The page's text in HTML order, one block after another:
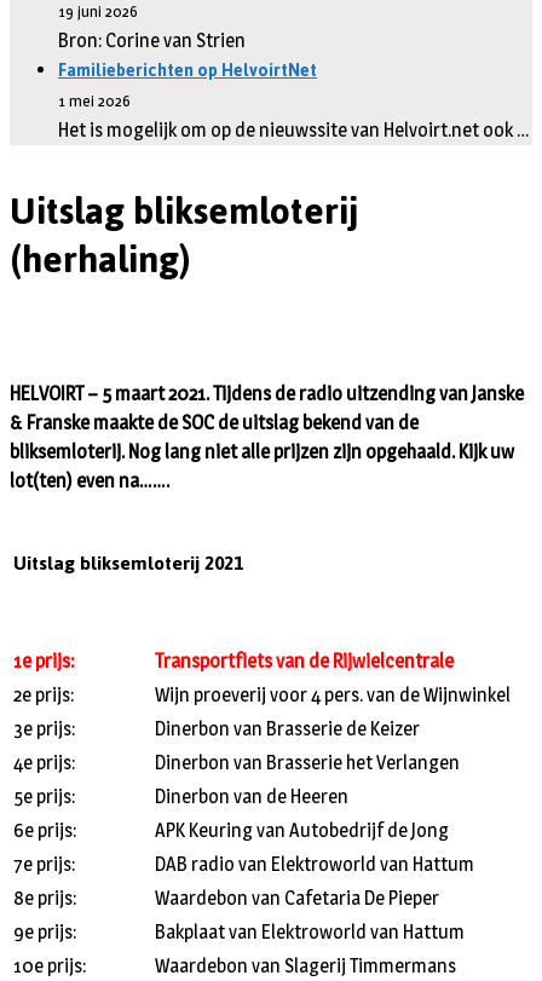
19 juni 2026
Bron: Corine van Strien
Familieberichten op HelvoirtNet
1 mei 2026
Het is mogelijk om op de nieuwssite van Helvoirt.net ook …
Uitslag bliksemloterij
(herhaling)
HELVOIRT – 5 maart 2021. Tijdens de radio uitzending van Janske
& Franske maakte de SOC de uitslag bekend van de
bliksemloterij. Nog lang niet alle prijzen zijn opgehaald. Kijk uw
lot(ten) even na…….
Uitslag bliksemloterij 2021
1e prijs:
Transportfiets van de Rijwielcentrale
2e prijs:
Wijn proeverij voor 4 pers. van de Wijnwinkel
3e prijs:
Dinerbon van Brasserie de Keizer
4e prijs:
Dinerbon van Brasserie het Verlangen
5e prijs:
Dinerbon van de Heeren
6e prijs:
APK Keuring van Autobedrijf de Jong
7e prijs:
DAB radio van Elektroworld van Hattum
8e prijs:
Waardebon van Cafetaria De Pieper
9e prijs:
Bakplaat van Elektroworld van Hattum
10e prijs:
Waardebon van Slagerij Timmermans